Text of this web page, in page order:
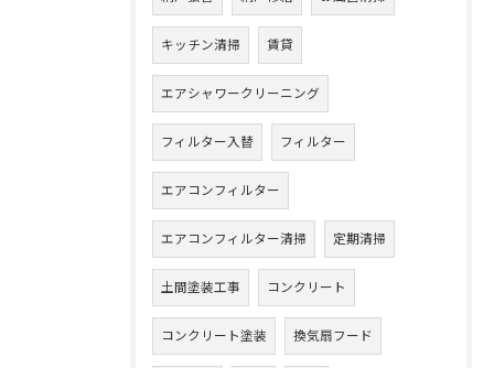
キッチン清掃 賃貸
エアシャワークリーニング
フィルター入替 フィルター
エアコンフィルター
エアコンフィルター清掃 定期清掃
土間塗装工事 コンクリート
コンクリート塗装 換気扇フード